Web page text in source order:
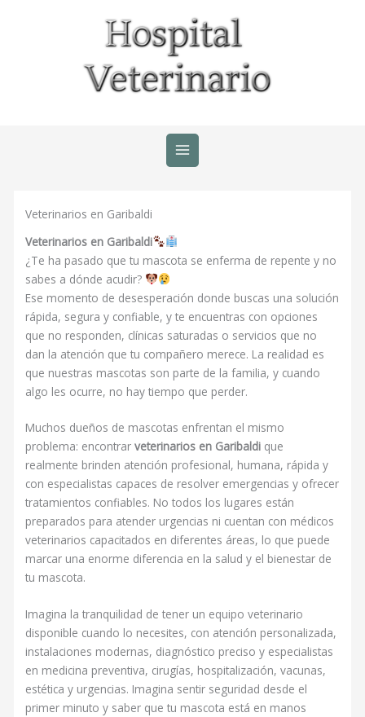
Veterinarios en Garibaldi
Veterinarios en Garibaldi
¿Te ha pasado que tu mascota se enferma de repente y no
sabes a dónde acudir?
Ese momento de desesperación donde buscas una solución
rápida, segura y confiable, y te encuentras con opciones
que no responden, clínicas saturadas o servicios que no
dan la atención que tu compañero merece. La realidad es
que nuestras mascotas son parte de la familia, y cuando
algo les ocurre, no hay tiempo que perder.
Muchos dueños de mascotas enfrentan el mismo
problema: encontrarveterinarios en Garibaldi que
realmente brinden atención profesional, humana, rápida y
con especialistas capaces de resolver emergencias y ofrecer
tratamientos confiables. No todos los lugares están
preparados para atender urgencias ni cuentan con médicos
veterinarios capacitados en diferentes áreas, lo que puede
marcar una enorme diferencia en la salud y el bienestar de
tu mascota.
Imagina la tranquilidad de tener un equipo veterinario
disponible cuando lo necesites, con atención personalizada,
instalaciones modernas, diagnóstico preciso y especialistas
en medicina preventiva, cirugías, hospitalización, vacunas,
estética y urgencias. Imagina sentir seguridad desde el
primer minuto y saber que tu mascota está en manos